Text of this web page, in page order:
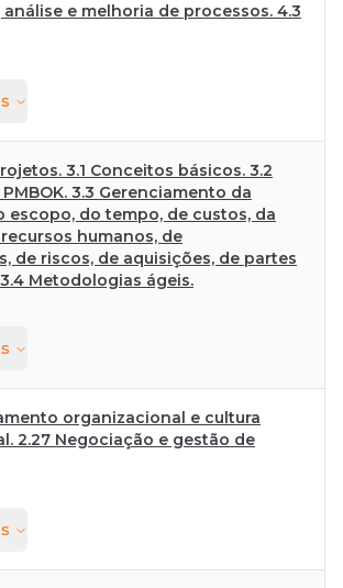
e melhoria de processos. 4.3
3.1 Conceitos básicos. 3.2
3.3 Gerenciamento da
escopo, do tempo, de custos, da
humanos, de
de riscos, de aquisições, de partes
Metodologias ágeis.
organizacional e cultura
2.27 Negociação e gestão de